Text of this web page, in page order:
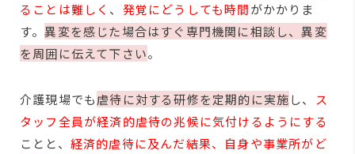
ることは難しく 、 発覚にどうしても時間がかかりま
す。異変を感じた場合はすぐ専門機関に相談し、異変
を周囲に伝えて下さい。
介護現場でも虐待に対する研修を定期的に実施し、
ス
タッフ全員が経済的虐待の兆候に気付けるようにする
ことと、 経済的虐待に及んだ結果、自身や事業所がど